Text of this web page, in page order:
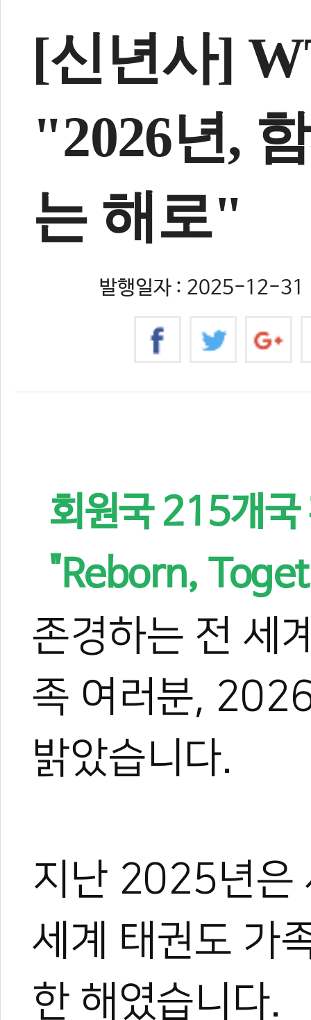
[신년사]
"2026년,
는 해로"
발행일자 : 2025-12-
회원국 215개
"Reborn,
존경하는 전 세
족 여러분,
밝았습니다.
지난 2025년은
세계 태권도 가
한 해였습니다.